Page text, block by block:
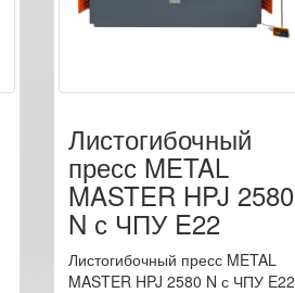
Листогибочный
пресс METAL
MASTER HPJ 2580
N с ЧПУ E22
Листогибочный пресс METAL
MASTER HPJ 2580 N с ЧПУ E22